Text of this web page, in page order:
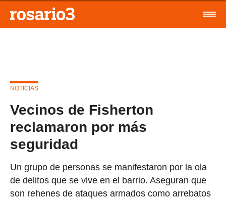
NOTICIAS
Vecinos de Fisherton
reclamaron por más
seguridad
Un grupo de personas se manifestaron por la ola
de delitos que se vive en el barrio. Aseguran que
son rehenes de ataques armados como arrebatos